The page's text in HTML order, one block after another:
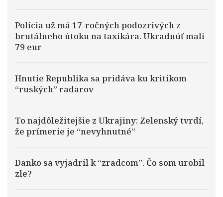
Polícia už má 17-ročných podozrivých z
brutálneho útoku na taxikára. Ukradnúť mali
79 eur
Hnutie Republika sa pridáva ku kritikom
“ruských” radarov
To najdôležitejšie z Ukrajiny: Zelenský tvrdí,
že prímerie je “nevyhnutné”
Danko sa vyjadril k “zradcom”. Čo som urobil
zle?